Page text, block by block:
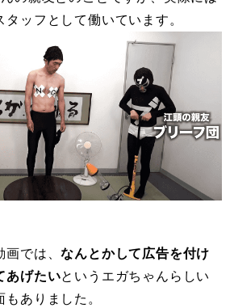
ッフとして働いています。
画では、なんとかして広告を付け
あげたいというエガちゃんらしい
ありました。